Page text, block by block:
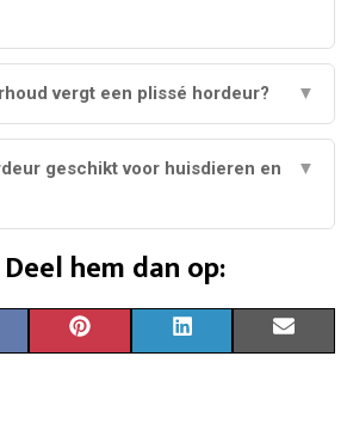
vergt een plissé hordeur? ▼
geschikt voor huisdieren en
▼
hem dan op: